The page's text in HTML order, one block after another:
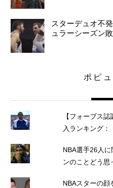
スターデュオ不
ュラーシーズン
ポピ
【フォーブス
入ランキング：
NBA選手26人
ンのことどう思
NBAスターの顔